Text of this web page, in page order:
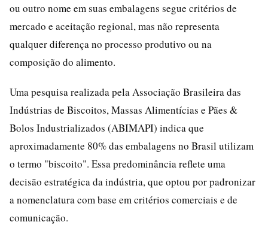
ou outro nome em suas embalagens segue critérios de
mercado e aceitação regional, mas não representa
qualquer diferença no processo produtivo ou na
composição do alimento.
Uma pesquisa realizada pela Associação Brasileira das
Indústrias de Biscoitos, Massas Alimentícias e Pães &
Bolos Industrializados (ABIMAPI) indica que
aproximadamente 80% das embalagens no Brasil utilizam
o termo "biscoito". Essa predominância reflete uma
decisão estratégica da indústria, que optou por padronizar
a nomenclatura com base em critérios comerciais e de
comunicação.